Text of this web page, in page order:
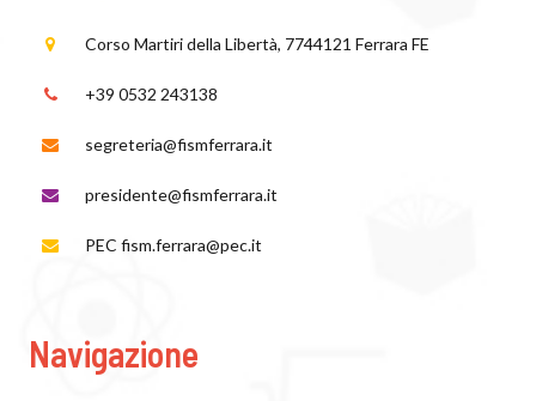
Corso Martiri della Libertà, 7744121 Ferrara FE
+39 0532 243138
segreteria@fismferrara.it
presidente@fismferrara.it
PEC fism.ferrara@pec.it
Navigazione